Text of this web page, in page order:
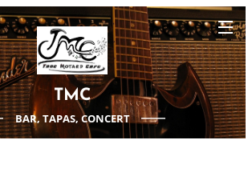
TMC
BAR, TAPAS, CONCERT